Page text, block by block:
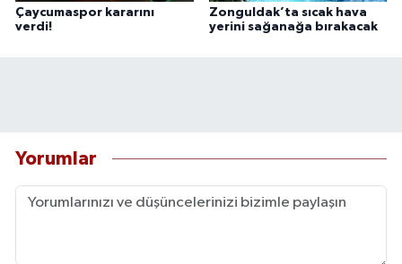
Çaycumaspor kararını
verdi!
Zonguldak’ta sıcak hava
yerini sağanağa bırakacak
Yorumlar